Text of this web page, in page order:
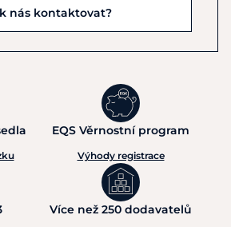
nás kontaktovat?
EQS Věrnostní program
Výhody registrace
Více než 250 dodavatelů